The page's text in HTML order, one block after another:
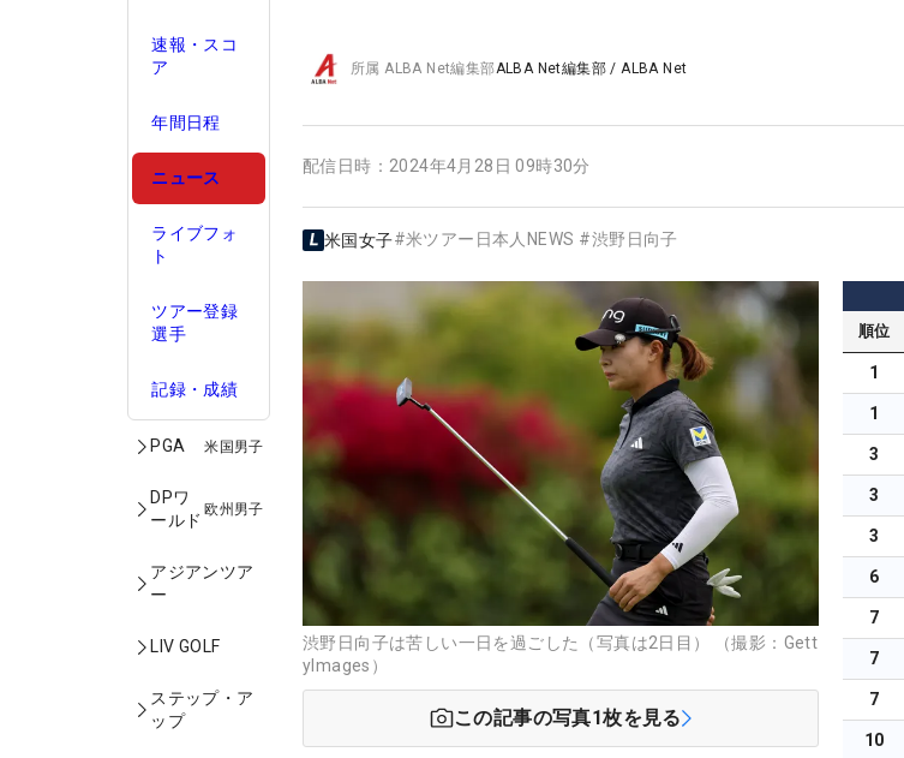
速報・スコ
ア
年間日程
ニュース
ライブフォ
ト
ツアー登録
選手
記録・成績
PGA 米国男子
DPワ
ールド
欧州男子
アジアンツア
ー
LIV GOLF
ステップ・ア
ップ
所属ALBA Net編集部ALBA Net編集部 /ALBA Net
配信日時： 2024年4月28日 09時30分
米国女子#米ツアー日本人NEWS #渋野日向子
渋野日向子は苦しい一日を過ごした（写真は2日目） （撮影：Gett
yImages）
この記事の写真1枚を見る
順位
1
1
3
3
3
6
7
7
7
10